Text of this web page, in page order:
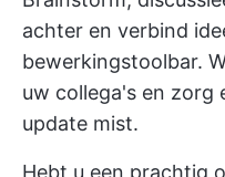
achter en verbind
bewerkingstoolbar.
uw collega's en zorg
update mist.